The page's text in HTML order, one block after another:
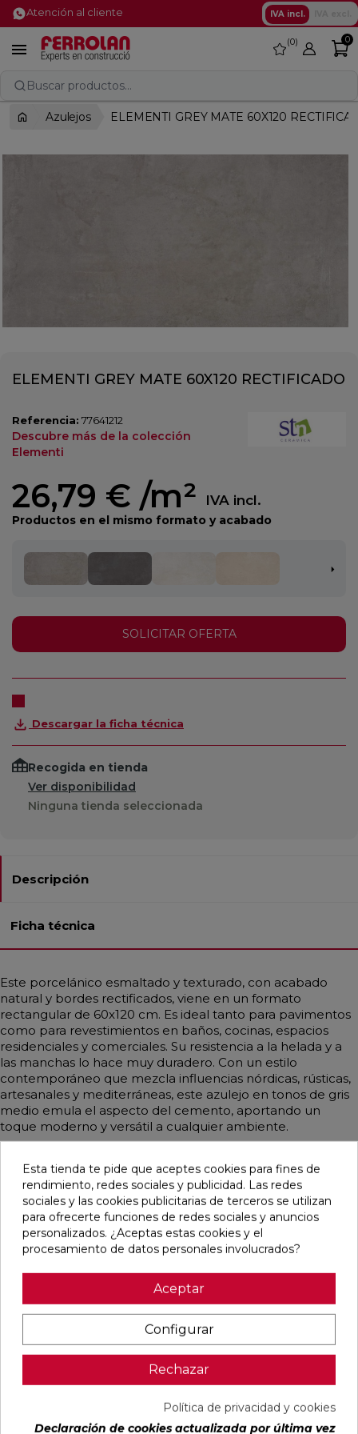
Atención al cliente IVA incl.
 favorite
0 0
Buscar productos...
Azulejos ELEMENTI GREY MATE 60X120
ELEMENTI GREY MATE 60X120 RECTIFICADO
Referencia: 77641212
Descubre más de la colección
Elementi
26,79 € /m² IVA incl.
Productos en el mismo formato y acabado
SOLICITAR OFERTA
Descargar la ficha técnica
Recogida en tienda
Ver disponibilidad
Ninguna tienda seleccionada
Descripción
Ficha técnica
Este porcelánico esmaltado y texturado, con acabado
natural y bordes rectificados, viene en un formato
rectangular de 60x120 cm. Es ideal tanto para pavimentos
como para revestimientos en baños, cocinas, espacios
residenciales y comerciales. Su resistencia a la helada y a
las manchas lo hace muy duradero. Con un estilo
contemporáneo que mezcla influencias nórdicas, rústicas,
artesanales y mediterráneas, este azulejo en tonos de gris
medio emula el aspecto del cemento, aportando un
toque moderno y versátil a cualquier ambiente.
Pensamos que te puede interesar
DETROIT
77654082
16,87 €
favorite
UNIQ MOON
91080476
Colorker
30,13 €
favorite
CONCEPT
MOON MATE
Ref:
91086931
PVP
32,07 €
favorite
CONCEPT
91086932
PVP
32,07 €
Esta tienda te pide que aceptes cookies para fines de
rendimiento, redes sociales y publicidad. Las redes
sociales y las cookies publicitarias de terceros se utilizan
para ofrecerte funciones de redes sociales y anuncios
personalizados. ¿Aceptas estas cookies y el
procesamiento de datos personales involucrados?
Aceptar
Configurar
Rechazar
Política de privacidad y cookies
Declaración de cookies actualizada por última vez